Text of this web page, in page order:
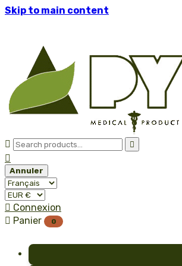
Skip to main content
 

Annuler
 Connexion
 Panier 0